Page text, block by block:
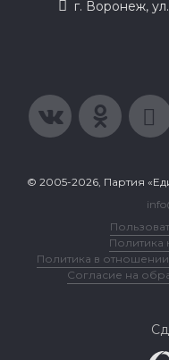
г. Воронеж,
© 2005-2026, Партия
Политика
Политика в
Согласие на